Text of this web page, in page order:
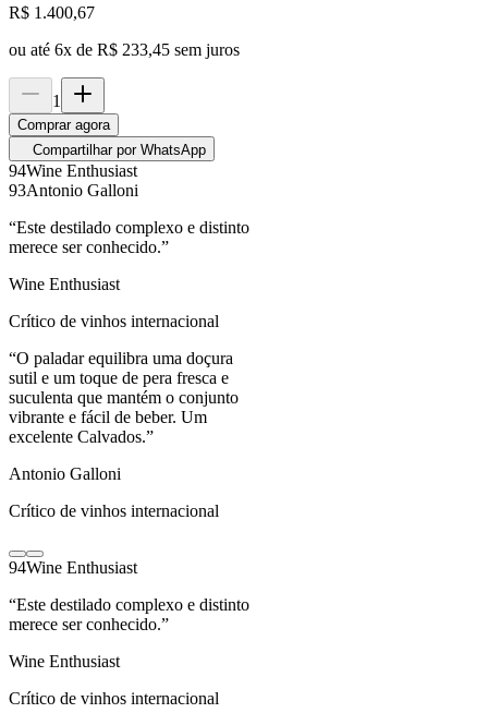
R$ 1.400,67
ou até 6x de R$ 233,45 sem juros
1
Comprar agora
Compartilhar por WhatsApp
94Wine Enthusiast
93Antonio Galloni
“Este destilado complexo e distinto
merece ser conhecido.”
Wine Enthusiast
Crítico de vinhos internacional
“O paladar equilibra uma doçura
sutil e um toque de pera fresca e
suculenta que mantém o conjunto
vibrante e fácil de beber. Um
excelente Calvados.”
Antonio Galloni
Crítico de vinhos internacional
94Wine Enthusiast
“Este destilado complexo e distinto
merece ser conhecido.”
Wine Enthusiast
Crítico de vinhos internacional